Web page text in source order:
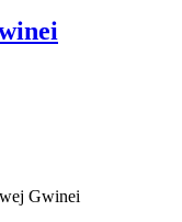
Gwinei